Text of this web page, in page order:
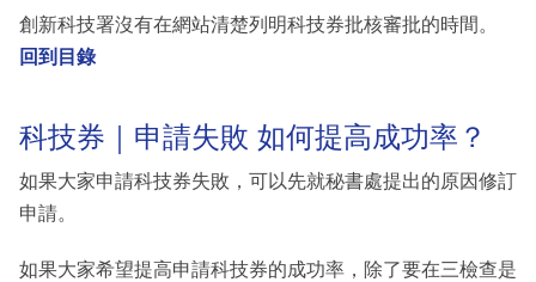
創新科技署沒有在網站清楚列明科技券批核審批的時間。
回到目錄
科技券｜申請失敗 如何提高成功率？
如果大家申請科技券失敗，可以先就秘書處提出的原因修訂
申請。
如果大家希望提高申請科技券的成功率，除了要在三檢查是